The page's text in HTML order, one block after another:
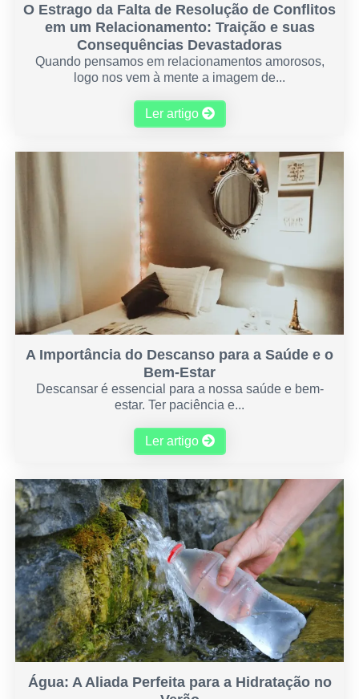
O Estrago da Falta de Resolução de Conflitos
em um Relacionamento: Traição e suas
Consequências Devastadoras
Quando pensamos em relacionamentos amorosos,
logo nos vem à mente a imagem de...
Ler artigo
A Importância do Descanso para a Saúde e o
Bem-Estar
Descansar é essencial para a nossa saúde e bem-
estar. Ter paciência e...
Ler artigo
Água: A Aliada Perfeita para a Hidratação no